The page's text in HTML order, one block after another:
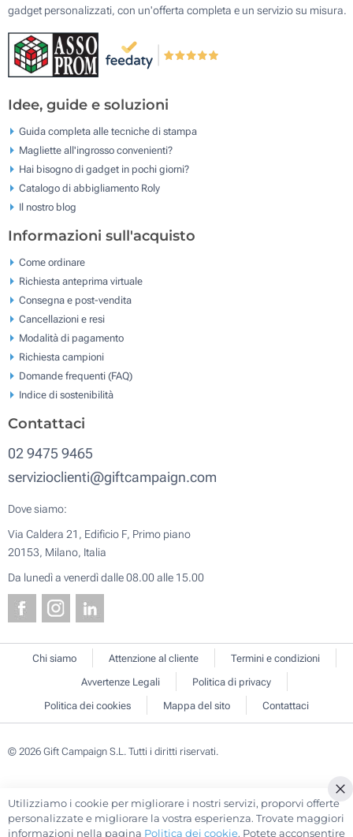
gadget personalizzati, con un'offerta completa e un servizio su misura.
Idee, guide e soluzioni
Guida completa alle tecniche di stampa
Magliette all'ingrosso convenienti?
Hai bisogno di gadget in pochi giorni?
Catalogo di abbigliamento Roly
Il nostro blog
Informazioni sull'acquisto
Come ordinare
Richiesta anteprima virtuale
Consegna e post-vendita
Cancellazioni e resi
Modalità di pagamento
Richiesta campioni
Domande frequenti (FAQ)
Indice di sostenibilità
Contattaci
02 9475 9465
servizioclienti@giftcampaign.com
Dove siamo:
Via Caldera 21, Edificio F, Primo piano
20153, Milano, Italia
Da lunedì a venerdì dalle 08.00 alle 15.00
Chi siamo Attenzione al cliente
Termini e condizioni
Avvertenze Legali
Politica di privacy
Politica dei cookies
Mappa del sito Contattaci
© 2026 Gift Campaign S.L. Tutti i diritti riservati.
Utilizziamo i cookie per migliorare i nostri servizi, proporvi offerte
personalizzate e migliorare la vostra esperienza. Trovate maggiori
informazioni nella pagina Politica dei cookie. Potete acconsentire